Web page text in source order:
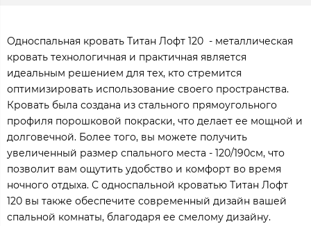
Односпальная кровать Титан Лофт 120 - металлическая
кровать технологичная и практичная является
идеальным решением для тех, кто стремится
оптимизировать использование своего пространства.
Кровать была создана из стального прямоугольного
профиля порошковой покраски, что делает ее мощной и
долговечной. Более того, вы можете получить
увеличенный размер спального места - 120/190см, что
позволит вам ощутить удобство и комфорт во время
ночного отдыха. С односпальной кроватью Титан Лофт
120 вы также обеспечите современный дизайн вашей
спальной комнаты, благодаря ее смелому дизайну.